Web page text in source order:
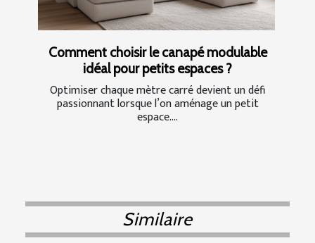
Comment choisir le canapé modulable
idéal pour petits espaces ?
Optimiser chaque mètre carré devient un défi
passionnant lorsque l’on aménage un petit
espace....
Similaire